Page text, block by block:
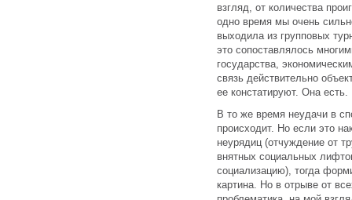
взгляд, от количества
одно время мы очень
выходила из групповых
это сопоставлялось
государства,
связь действительно
ее констатируют. Она есть.
В то же время неудачи в
происходит. Но если это
неурядиц (отчуждение от
внятных социальных
социализацию), тогда
картина. Но в отрыве от